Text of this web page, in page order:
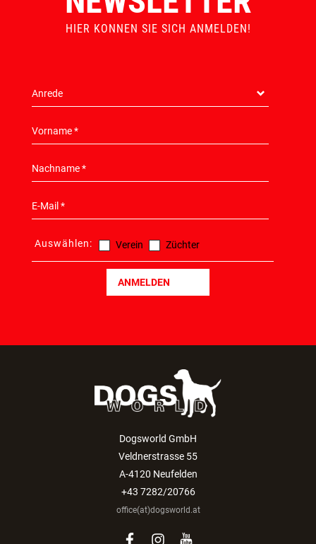
HIER KONNEN SIE SICH ANMELDEN!
Auswählen: Verein Züchter
ANMELDEN
Dogsworld GmbH
Veldnerstrasse 55
A-4120 Neufelden
+43 7282/20766
office(at)dogsworld.at